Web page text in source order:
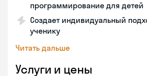
программирование для детей
Создает индивидуальный
ученику
Читать дальше
Услуги и цены